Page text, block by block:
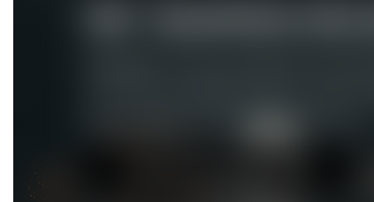
GSA - Dynamisez